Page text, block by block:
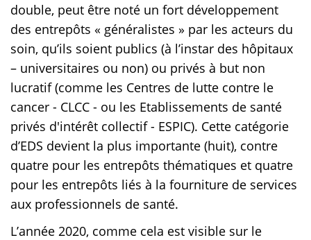
double, peut être noté un fort développement
des entrepôts « généralistes » par les acteurs du
soin, qu’ils soient publics (à l’instar des hôpitaux
– universitaires ou non) ou privés à but non
lucratif (comme les Centres de lutte contre le
cancer - CLCC - ou les Etablissements de santé
privés d'intérêt collectif - ESPIC). Cette catégorie
d’EDS devient la plus importante (huit), contre
quatre pour les entrepôts thématiques et quatre
pour les entrepôts liés à la fourniture de services
aux professionnels de santé.
L’année 2020, comme cela est visible sur le